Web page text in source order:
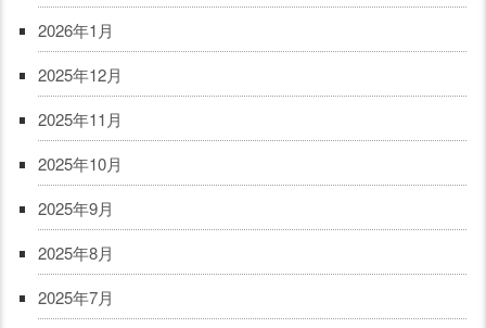
2026年1月
2025年12月
2025年11月
2025年10月
2025年9月
2025年8月
2025年7月